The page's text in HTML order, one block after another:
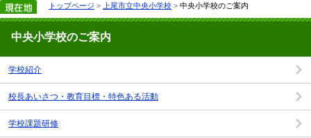
トップページ > 上尾市立中央小学校 > 中央小学校のご案内
中央小学校のご案内
学校紹介
校長あいさつ・教育目標・特色ある活動
学校課題研修